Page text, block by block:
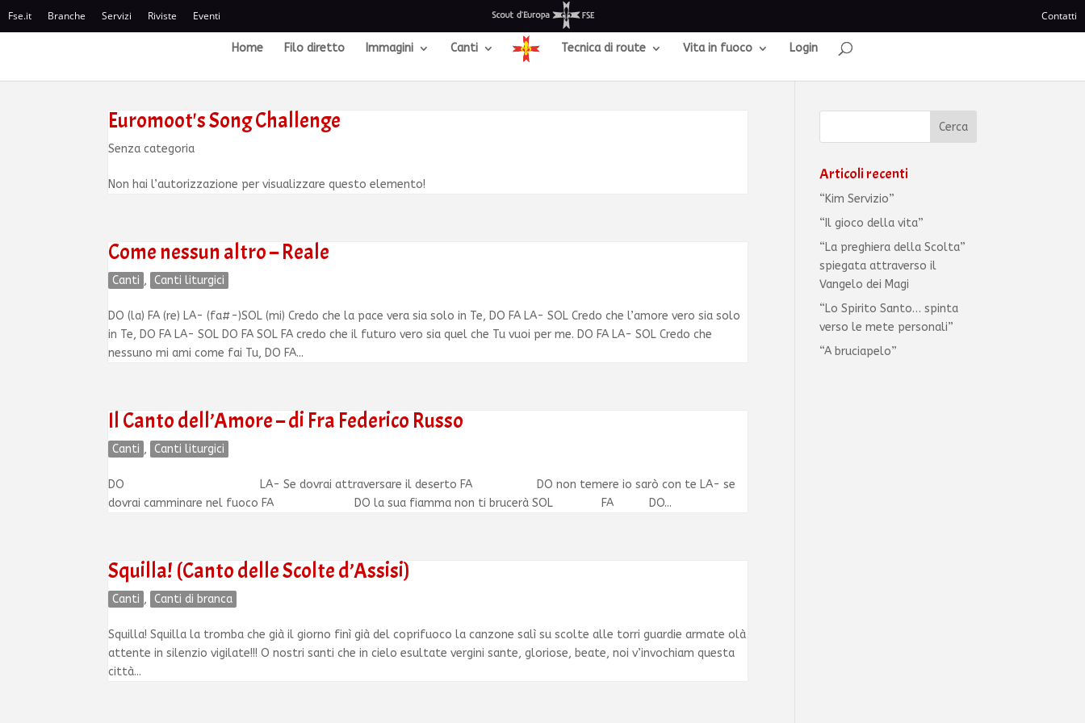
Fse.it Branche Servizi Riviste Eventi Contatti
Home Filo diretto Immagini Canti Tecnica di route Vita in fuoco Login
Euromoot's Song Challenge
Senza categoria
Non hai l’autorizzazione per visualizzare questo elemento!
Come nessun altro – Reale
Canti , Canti liturgici
DO (la) FA (re) LA- (fa#-)SOL (mi) Credo che la pace vera sia solo in Te, DO FA LA- SOL Credo che l’amore vero sia solo
in Te, DO FA LA- SOL DO FA SOL FA credo che il futuro vero sia quel che Tu vuoi per me. DO FA LA- SOL Credo che
nessuno mi ami come fai Tu, DO FA...
Il Canto dell’Amore – di Fra Federico Russo
Canti , Canti liturgici
DO LA- Se dovrai attraversare il deserto FA DO non temere io sarò con te LA- se
dovrai camminare nel fuoco FA DO la sua fiamma non ti brucerà SOL FA DO...
Squilla! (Canto delle Scolte d’Assisi)
Canti , Canti di branca
Squilla! Squilla la tromba che già il giorno finì già del coprifuoco la canzone salì su scolte alle torri guardie armate olà
attente in silenzio vigilate!!! O nostri santi che in cielo esultate vergini sante, gloriose, beate, noi v’invochiam questa
città...
Articoli recenti
“Kim Servizio”
“Il gioco della vita”
“La preghiera della Scolta”
spiegata attraverso il
Vangelo dei Magi
“Lo Spirito Santo… spinta
verso le mete personali”
“A bruciapelo”